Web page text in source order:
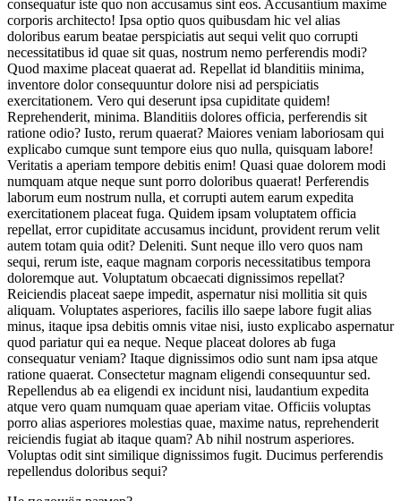
consequatur iste quo non accusamus sint eos. Accusantium maxime
corporis architecto! Ipsa optio quos quibusdam hic vel alias
doloribus earum beatae perspiciatis aut sequi velit quo corrupti
necessitatibus id quae sit quas, nostrum nemo perferendis modi?
Quod maxime placeat quaerat ad. Repellat id blanditiis minima,
inventore dolor consequuntur dolore nisi ad perspiciatis
exercitationem. Vero qui deserunt ipsa cupiditate quidem!
Reprehenderit, minima. Blanditiis dolores officia, perferendis sit
ratione odio? Iusto, rerum quaerat? Maiores veniam laboriosam qui
explicabo cumque sunt tempore eius quo nulla, quisquam labore!
Veritatis a aperiam tempore debitis enim! Quasi quae dolorem modi
numquam atque neque sunt porro doloribus quaerat! Perferendis
laborum eum nostrum nulla, et corrupti autem earum expedita
exercitationem placeat fuga. Quidem ipsam voluptatem officia
repellat, error cupiditate accusamus incidunt, provident rerum velit
autem totam quia odit? Deleniti. Sunt neque illo vero quos nam
sequi, rerum iste, eaque magnam corporis necessitatibus tempora
doloremque aut. Voluptatum obcaecati dignissimos repellat?
Reiciendis placeat saepe impedit, aspernatur nisi mollitia sit quis
aliquam. Voluptates asperiores, facilis illo saepe labore fugit alias
minus, itaque ipsa debitis omnis vitae nisi, iusto explicabo aspernatur
quod pariatur qui ea neque. Neque placeat dolores ab fuga
consequatur veniam? Itaque dignissimos odio sunt nam ipsa atque
ratione quaerat. Consectetur magnam eligendi consequuntur sed.
Repellendus ab ea eligendi ex incidunt nisi, laudantium expedita
atque vero quam numquam quae aperiam vitae. Officiis voluptas
porro alias asperiores molestias quae, maxime natus, reprehenderit
reiciendis fugiat ab itaque quam? Ab nihil nostrum asperiores.
Voluptas odit sint similique dignissimos fugit. Ducimus perferendis
repellendus doloribus sequi?